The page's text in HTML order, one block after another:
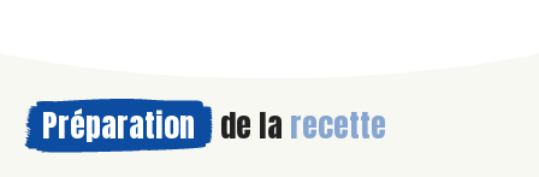
Préparation de la recette